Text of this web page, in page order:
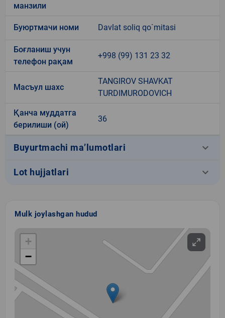
манзили
Буюртмачи номи Davlat soliq qo`mitasi
Боғланиш учун
телефон рақам
+998 (99) 131 23 32
Масъул шахс
TANGIROV SHAVKAT
TURDIMURODOVICH
Қанча муддатга
берилиши (ой)
36
Buyurtmachi ma’lumotlari keyboard_arrow_down
Lot hujjatlari keyboard_arrow_down
Mulk joylashgan hudud
+
−